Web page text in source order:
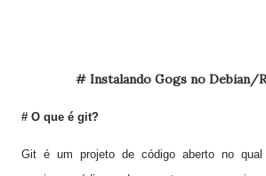
# Instalando Gogs no Debian/
# O que é git?
Git é um projeto de código aberto no